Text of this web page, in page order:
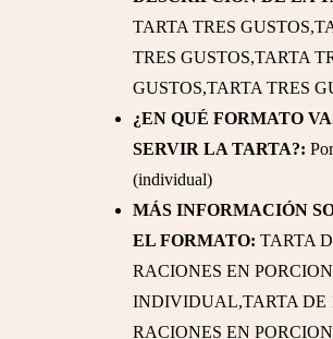
TARTA TRES
TRES GUSTOS,TARTA
GUSTOS,TARTA TRES
¿EN QUÉ FORMATO
SERVIR LA TARTA?:
(individual)
MÁS INFORMACIÓN
EL FORMATO: TARTA
RACIONES EN PORCION
INDIVIDUAL,TARTA DE
RACIONES EN PORCION